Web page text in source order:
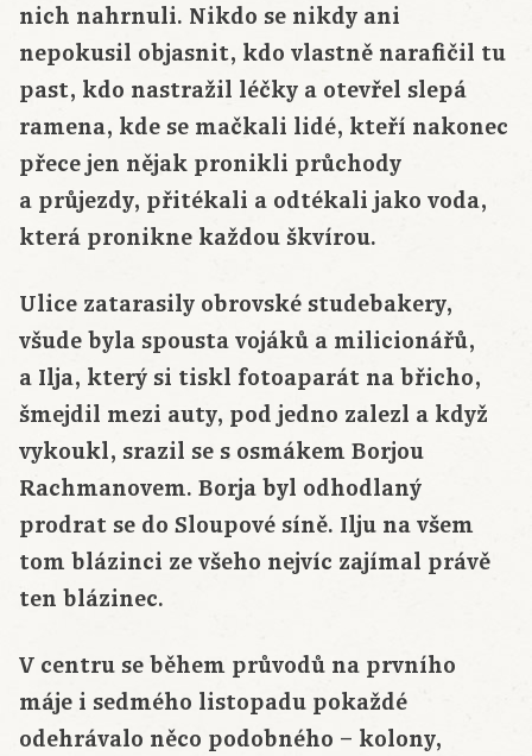
nich nahrnuli. Nikdo se nikdy ani
nepokusil objasnit, kdo vlastně narafičil tu
past, kdo nastražil léčky a otevřel slepá
ramena, kde se mačkali lidé, kteří nakonec
přece jen nějak pronikli průchody
a průjezdy, přitékali a odtékali jako voda,
která pronikne každou škvírou.
Ulice zatarasily obrovské studebakery,
všude byla spousta vojáků a milicionářů,
a Ilja, který si tiskl fotoaparát na břicho,
šmejdil mezi auty, pod jedno zalezl a když
vykoukl, srazil se s osmákem Borjou
Rachmanovem. Borja byl odhodlaný
prodrat se do Sloupové síně. Ilju na všem
tom blázinci ze všeho nejvíc zajímal právě
ten blázinec.
V centru se během průvodů na prvního
máje i sedmého listopadu pokaždé
odehrávalo něco podobného – kolony,